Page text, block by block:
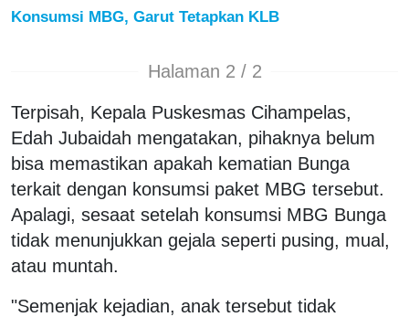
Konsumsi MBG, Garut Tetapkan KLB
Halaman 2 / 2
Terpisah, Kepala Puskesmas Cihampelas,
Edah Jubaidah mengatakan, pihaknya belum
bisa memastikan apakah kematian Bunga
terkait dengan konsumsi paket MBG tersebut.
Apalagi, sesaat setelah konsumsi MBG Bunga
tidak menunjukkan gejala seperti pusing, mual,
atau muntah.
"Semenjak kejadian, anak tersebut tidak